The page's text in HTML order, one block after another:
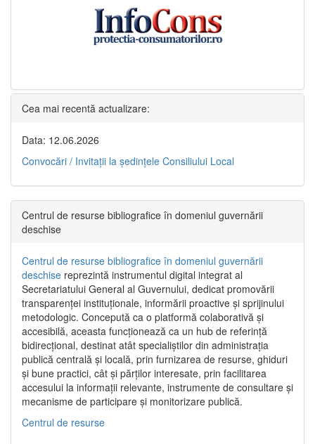
Cea mai recentă actualizare:
Data: 12.06.2026
Convocări / Invitaţii la şedinţele Consiliului Local
Centrul de resurse bibliografice în domeniul guvernării
deschise
Centrul de resurse bibliografice în domeniul guvernării
deschise reprezintă instrumentul digital integrat al
Secretariatului General al Guvernului, dedicat promovării
transparenței instituționale, informării proactive și sprijinului
metodologic. Concepută ca o platformă colaborativă și
accesibilă, aceasta funcționează ca un hub de referință
bidirecțional, destinat atât specialiștilor din administrația
publică centrală și locală, prin furnizarea de resurse, ghiduri
și bune practici, cât și părților interesate, prin facilitarea
accesului la informații relevante, instrumente de consultare și
mecanisme de participare și monitorizare publică.
Centrul de resurse